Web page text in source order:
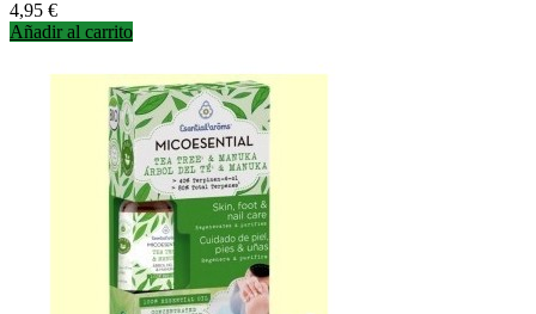
Precio
4,95 €
Añadir al carrito